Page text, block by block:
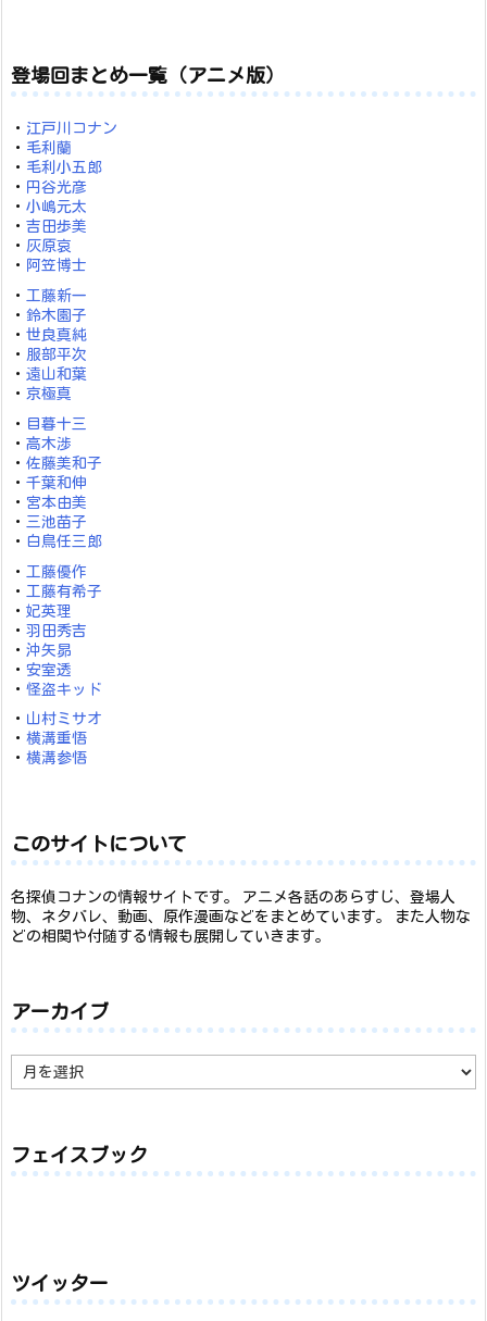
登場回まとめ一覧（アニメ版）
・ 江戸川コナン
・ 毛利蘭
・ 毛利小五郎
・ 円谷光彦
・ 小嶋元太
・ 吉田歩美
・ 灰原哀
・ 阿笠博士
・ 工藤新一
・ 鈴木園子
・ 世良真純
・ 服部平次
・ 遠山和葉
・ 京極真
・ 目暮十三
・ 高木渉
・ 佐藤美和子
・ 千葉和伸
・ 宮本由美
・ 三池苗子
・ 白鳥任三郎
・ 工藤優作
・ 工藤有希子
・ 妃英理
・ 羽田秀吉
・ 沖矢昴
・ 安室透
・ 怪盗キッド
・ 山村ミサオ
・ 横溝重悟
・ 横溝参悟
このサイトについて
名探偵コナンの情報サイトです。 アニメ各話のあらすじ、登場人
物、ネタバレ、動画、原作漫画などをまとめています。 また人物な
どの相関や付随する情報も展開していきます。
アーカイブ
ー
フェイスブック
ツイッター